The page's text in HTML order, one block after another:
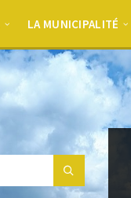
LA MUNICIPALITÉ